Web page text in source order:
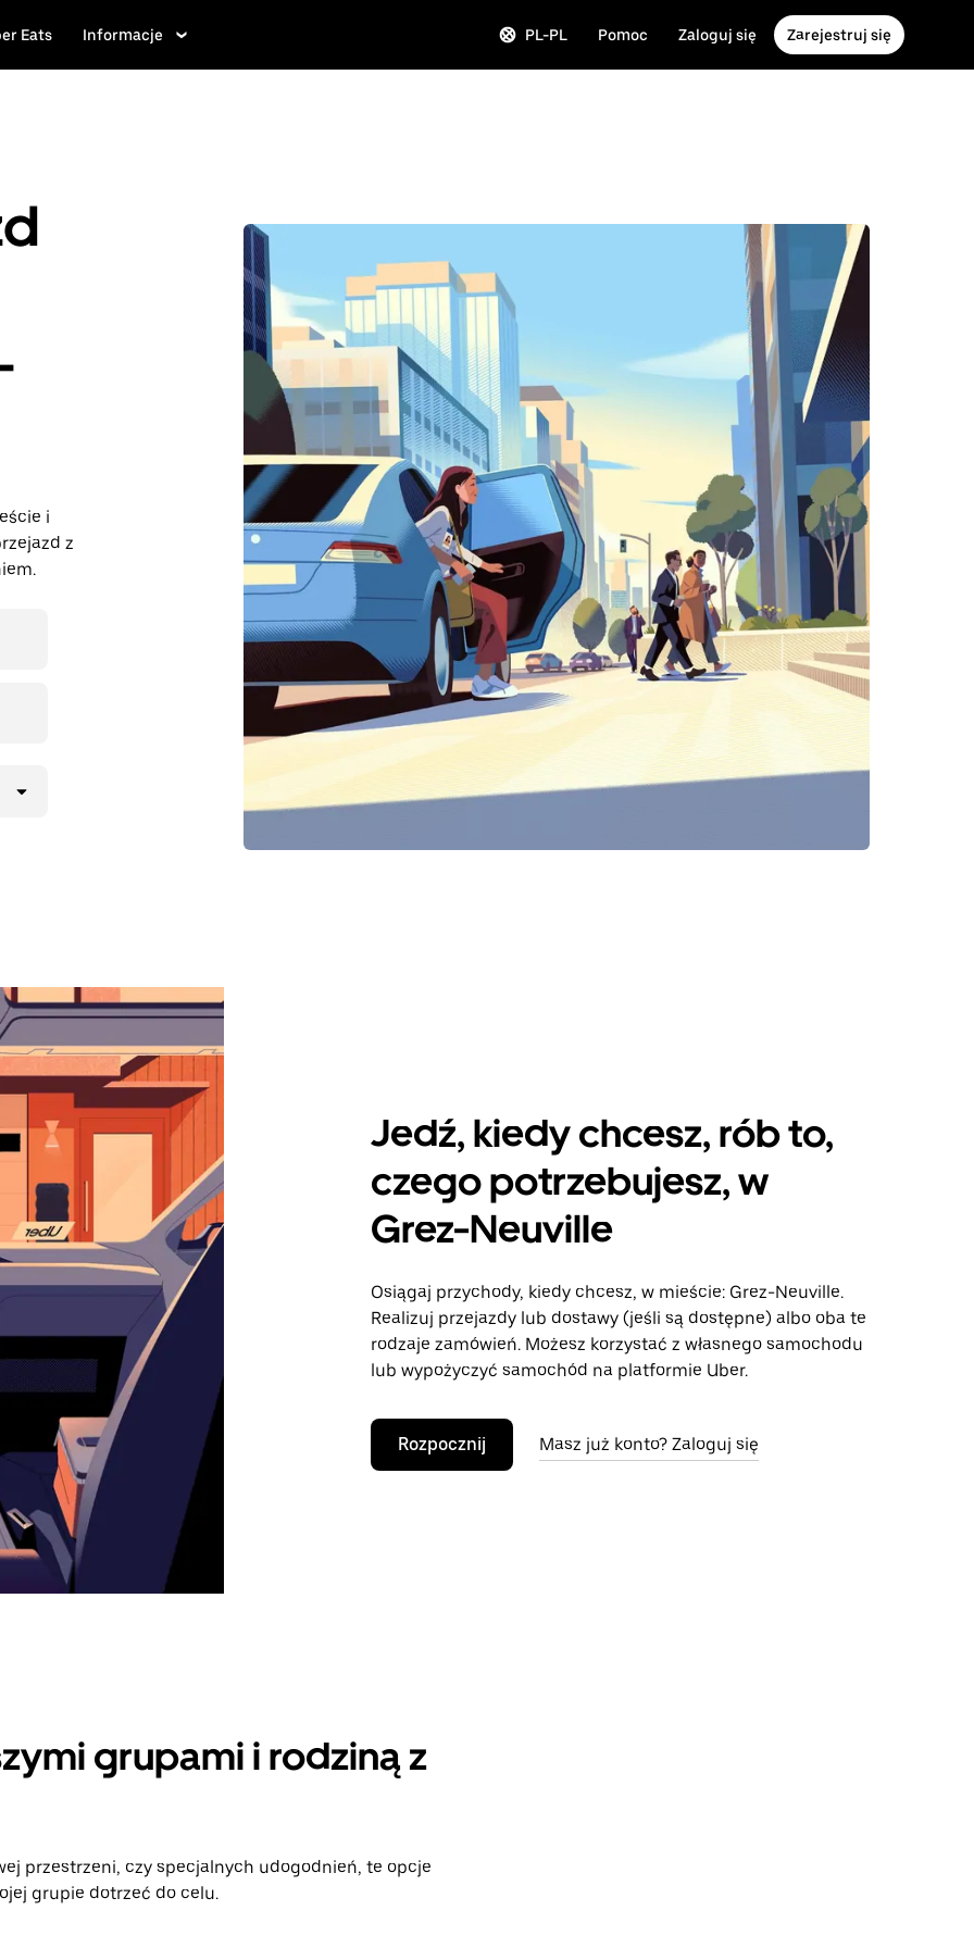
Eats Informacje PL-PL Pomoc Zaloguj się Zarejestruj się
i
z
Jedź, kiedy chcesz, rób to,
czego potrzebujesz, w
Grez-Neuville
Osiągaj przychody, kiedy chcesz, w mieście: Grez-Neuville.
Realizuj przejazdy lub dostawy (jeśli są dostępne) albo oba te
rodzaje zamówień. Możesz korzystać z własnego samochodu
lub wypożyczyć samochód na platformie Uber.
Rozpocznij Masz już konto? Zaloguj się
grupami i rodziną z
przestrzeni, czy specjalnych udogodnień, te opcje
grupie dotrzeć do celu.